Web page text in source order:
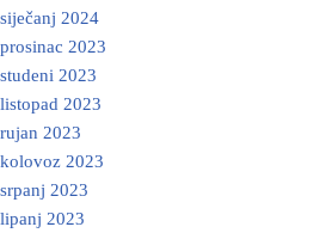
siječanj 2024
prosinac 2023
studeni 2023
listopad 2023
rujan 2023
kolovoz 2023
srpanj 2023
lipanj 2023